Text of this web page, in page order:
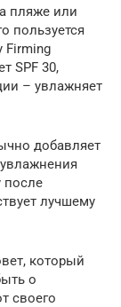
пляже или
пользуется
Firming
SPF 30,
– увлажняет
добавляет
после
лучшему
который
о
своего